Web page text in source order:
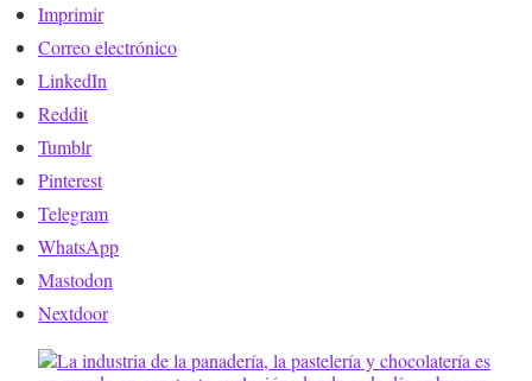
Imprimir
Correo electrónico
LinkedIn
Reddit
Tumblr
Pinterest
Telegram
WhatsApp
Mastodon
Nextdoor